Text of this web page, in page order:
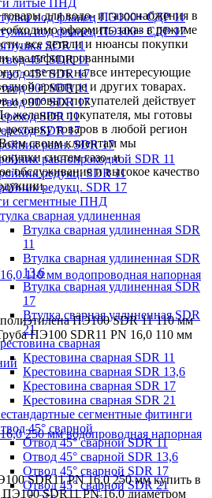
литые ПНД
под фланец ПЭ100+ СДР 11
под фланец ПЭ100+ СДР 17
SDR 11
45° SDR 11
45° SDR 17
90° SDR 11
90° SDR 17
SDR 11
SDR 17
равн. SDR 17
равнопроходной SDR 11
редукц. SDR 11
редукц. SDR 17
сегментные ПНД
сварная удлиненная
Втулка сварная удлиненная SDR
11
Втулка сварная удлиненная SDR
13,6
Втулка сварная удлиненная SDR
17
Втулка сварная удлиненная SDR
21
сварная
Крестовина сварная SDR 11
Крестовина сварная SDR 13,6
Крестовина сварная SDR 17
Крестовина сварная SDR 21
сегментные фитинги
45° сварной
Отвод 45° сварной SDR 11
Отвод 45° сварной SDR 13,6
Отвод 45° сварной SDR 17
Отвод 45° сварной SDR 21
для водо- и газоснабжения в
оформить заказ в режиме
все детали и нюансы покупки
квалифицированными
ответить на все интересующие
арматуре и других товарах.
и оптовых покупателей действует
желанию покупателя, мы готовы
товаров в любой регион
своим клиентам мы
систем газо- и
обслуживание и высокое качество
110 мм водопроводная напорная
ПЭ100 SDR 11 110 мм
ПЭ100 SDR11 PN 16,0 110 мм
250 мм водопроводная напорная
SDR11 PN 16,0 250 мм купить в
SDR11 PN 16,0 диаметром